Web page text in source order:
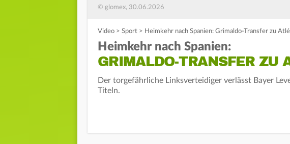
© glomex, 30.06.2026
Video > Sport > Heimkehr nach Spanien: Grimaldo-Transfer zu
Heimkehr nach Spanien:
GRIMALDO-TRANSFER ZU
Der torgefährliche Linksverteidiger verlässt Bayer
Titeln.